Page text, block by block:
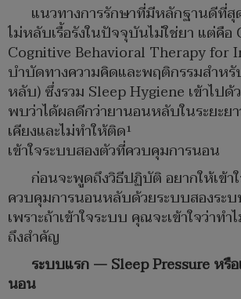
แนวทางการรักษาที่มีหลักฐานดีที่
ไม่หลับเรื้อรังในปัจจุบันไม่ใช่ยา แต่คือ
Cognitive Behavioral Therapy for
บำบัดทางความคิดและพฤติกรรมสำห
หลับ) ซึ่งรวม Sleep Hygiene เข้าไปด้
พบว่าได้ผลดีกว่ายานอนหลับในระยะย
เคียงและไม่ทำให้ติด¹
เข้าใจระบบสองตัวที่ควบคุมการนอน
ก่อนจะพูดถึงวิธีปฏิบัติ อยากให้เข้าใ
ควบคุมการนอนหลับด้วยระบบสองระ
เพราะถ้าเข้าใจระบบ คุณจะเข้าใจว่าท
ถึงสำคัญ
ระบบแรก — Sleep Pressure หรื
นอน